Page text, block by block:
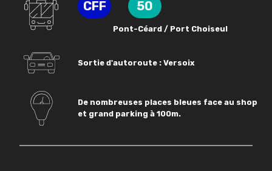
CFF 50
Pont-Céard / Port Choiseul
Sortie d'autoroute : Versoix
De nombreuses places bleues face au shop
et grand parking à 100m.